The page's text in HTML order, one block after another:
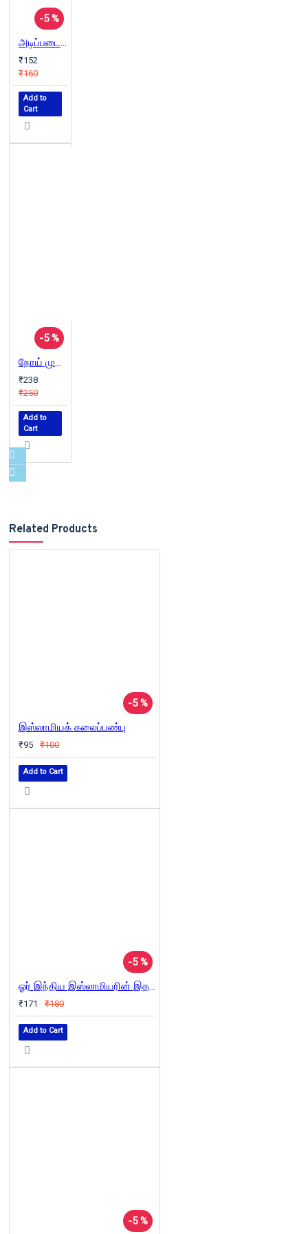
-5 %
அடிப்படை உடலியல்
₹152
₹160
Add to
Cart
-5 %
நோய் முதல் நாடி
₹238
₹250
Add to
Cart
Related Products
-5 %
இஸ்லாமியக் கலைப்பண்பு
₹95 ₹100
Add to Cart
-5 %
ஓர் இந்திய இஸ்லாமியரின் இதயத்திலிருந்து
₹171 ₹180
Add to Cart
-5 %